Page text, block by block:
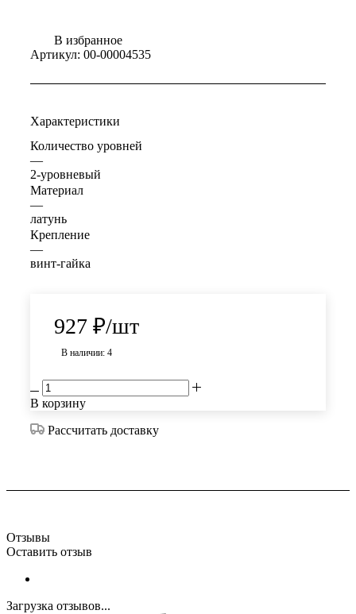
В избранное
Артикул: 00-00004535
Характеристики
Количество уровней
—
2-уровневый
Материал
—
латунь
Крепление
—
винт-гайка
927 ₽/шт
В наличии: 4
В корзину
Рассчитать доставку
Отзывы
Оставить отзыв
Загрузка отзывов...